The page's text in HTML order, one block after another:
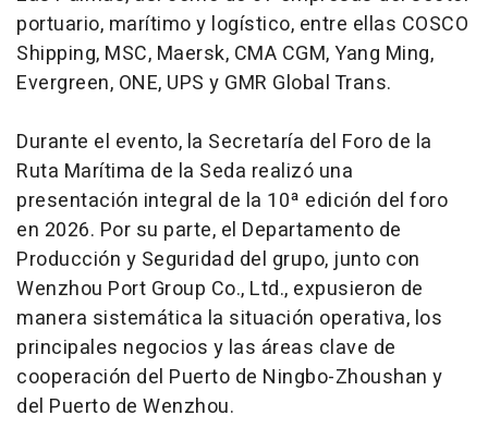
portuario, marítimo y logístico, entre ellas COSCO
Shipping, MSC, Maersk, CMA CGM, Yang Ming,
Evergreen, ONE, UPS y GMR Global Trans.
Durante el evento, la Secretaría del Foro de la
Ruta Marítima de la Seda realizó una
presentación integral de la 10ª edición del foro
en 2026. Por su parte, el Departamento de
Producción y Seguridad del grupo, junto con
Wenzhou Port Group Co., Ltd., expusieron de
manera sistemática la situación operativa, los
principales negocios y las áreas clave de
cooperación del Puerto de Ningbo-Zhoushan y
del Puerto de Wenzhou.